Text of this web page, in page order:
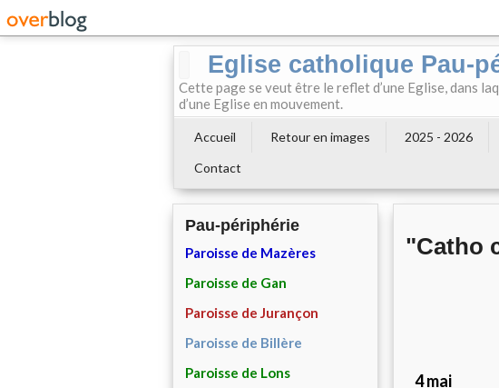
Eglise catholique Pau-
Cette page se veut être le reflet d’une Eglise, dans
d’une Eglise en mouvement.
Accueil Retour en images 2025 - 2026
Contact
Pau-périphérie
Paroisse de Mazères
Paroisse de Gan
Paroisse de Jurançon
Paroisse de Billère
Paroisse de Lons
"Catho
4 mai